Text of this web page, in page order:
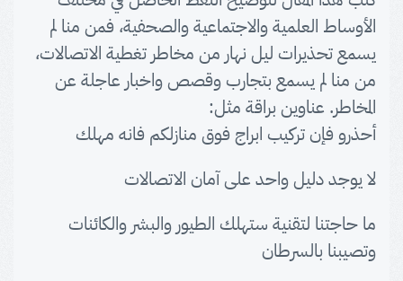
الأوساط العلمية والاجتماعية والصحفية، فمن منا لم
يسمع تحذيرات ليل نهار من مخاطر تغطية الاتصالات،
من منا لم يسمع بتجارب وقصص واخبار عاجلة عن
المخاطر. عناوين براقة مثل:
أحذرو فإن تركيب ابراج فوق منازلكم فانه مهلك
لا يوجد دليل واحد على آمان الاتصالات
ما حاجتنا لتقنية ستهلك الطيور والبشر والكائنات
وتصيبنا بالسرطان